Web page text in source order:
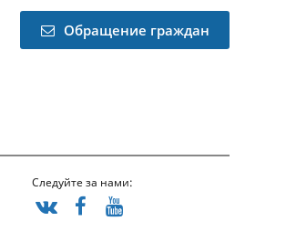
Обращение граждан
Следуйте за нами: